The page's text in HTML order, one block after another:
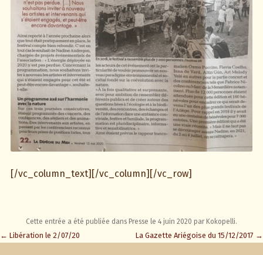
[/vc_column_text][/vc_column][/vc_row]
Cette entrée a été publiée dans Presse le 4 juin 2020 par Kokopelli.
Navigation
← Libération le 2/07/20 La Gazette Ariégoise du 15/12/2017 →